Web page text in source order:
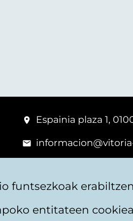
Espainia plaza 1,
funtsezkoak
entitateen